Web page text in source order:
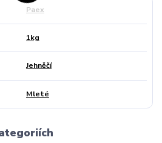
Paex
1kg
Jehněčí
Mleté